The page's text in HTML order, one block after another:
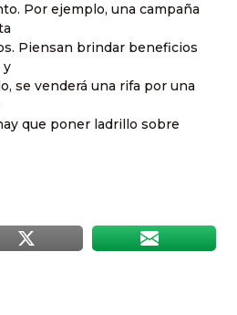
Por ejemplo, una campaña
Piensan brindar beneficios
y
se venderá una rifa por una
que poner ladrillo sobre